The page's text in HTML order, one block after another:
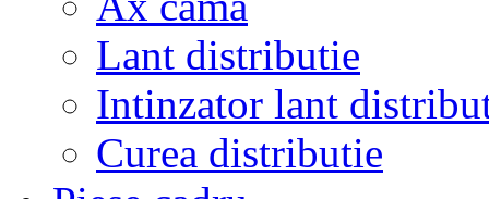
Lant distributie
Intinzator lant
Curea distributie